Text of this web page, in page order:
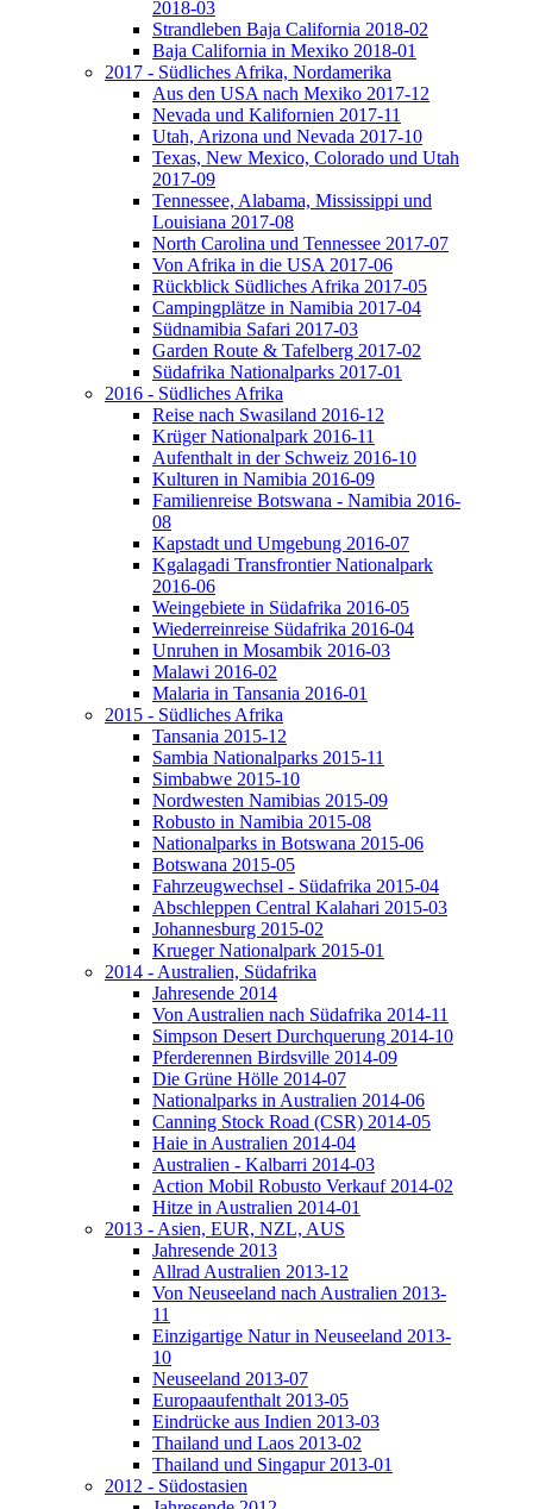
2018-03
Strandleben Baja California 2018-02
Baja California in Mexiko 2018-01
2017 - Südliches Afrika, Nordamerika
Aus den USA nach Mexiko 2017-12
Nevada und Kalifornien 2017-11
Utah, Arizona und Nevada 2017-10
Texas, New Mexico, Colorado und Utah
2017-09
Tennessee, Alabama, Mississippi und
Louisiana 2017-08
North Carolina und Tennessee 2017-07
Von Afrika in die USA 2017-06
Rückblick Südliches Afrika 2017-05
Campingplätze in Namibia 2017-04
Südnamibia Safari 2017-03
Garden Route & Tafelberg 2017-02
Südafrika Nationalparks 2017-01
2016 - Südliches Afrika
Reise nach Swasiland 2016-12
Krüger Nationalpark 2016-11
Aufenthalt in der Schweiz 2016-10
Kulturen in Namibia 2016-09
Familienreise Botswana - Namibia 2016-
08
Kapstadt und Umgebung 2016-07
Kgalagadi Transfrontier Nationalpark
2016-06
Weingebiete in Südafrika 2016-05
Wiederreinreise Südafrika 2016-04
Unruhen in Mosambik 2016-03
Malawi 2016-02
Malaria in Tansania 2016-01
2015 - Südliches Afrika
Tansania 2015-12
Sambia Nationalparks 2015-11
Simbabwe 2015-10
Nordwesten Namibias 2015-09
Robusto in Namibia 2015-08
Nationalparks in Botswana 2015-06
Botswana 2015-05
Fahrzeugwechsel - Südafrika 2015-04
Abschleppen Central Kalahari 2015-03
Johannesburg 2015-02
Krueger Nationalpark 2015-01
2014 - Australien, Südafrika
Jahresende 2014
Von Australien nach Südafrika 2014-11
Simpson Desert Durchquerung 2014-10
Pferderennen Birdsville 2014-09
Die Grüne Hölle 2014-07
Nationalparks in Australien 2014-06
Canning Stock Road (CSR) 2014-05
Haie in Australien 2014-04
Australien - Kalbarri 2014-03
Action Mobil Robusto Verkauf 2014-02
Hitze in Australien 2014-01
2013 - Asien, EUR, NZL, AUS
Jahresende 2013
Allrad Australien 2013-12
Von Neuseeland nach Australien 2013-
11
Einzigartige Natur in Neuseeland 2013-
10
Neuseeland 2013-07
Europaaufenthalt 2013-05
Eindrücke aus Indien 2013-03
Thailand und Laos 2013-02
Thailand und Singapur 2013-01
2012 - Südostasien